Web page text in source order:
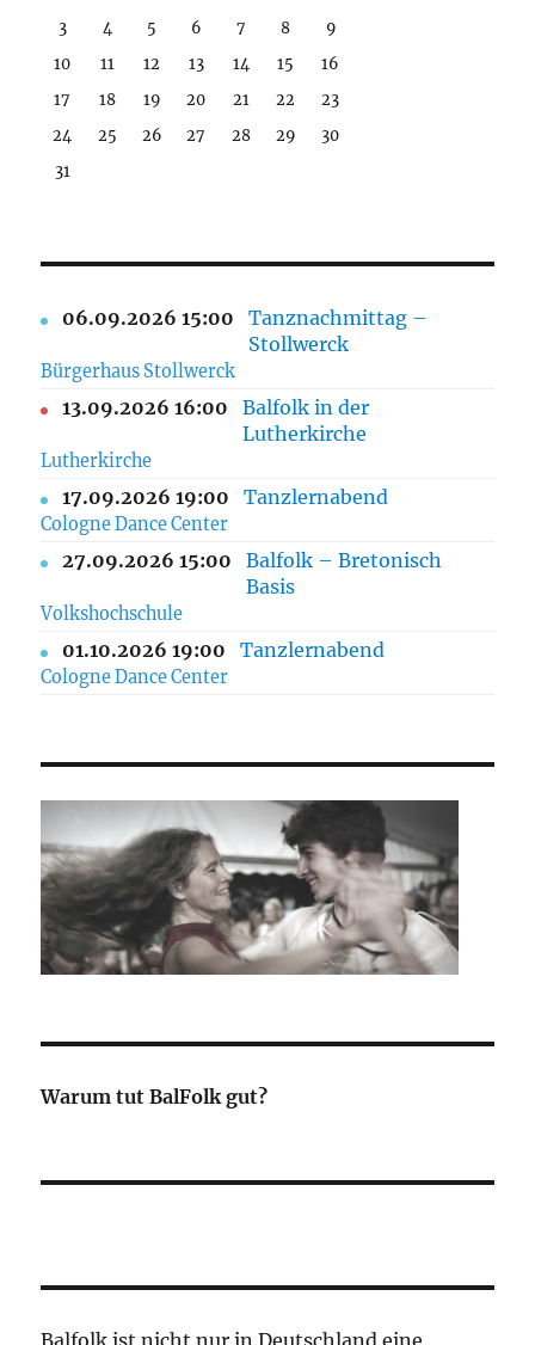
3
4 5 6 7 8
9
10
11 12 13 14 15
16
17
18 19 20 21 22
23
24
25 26 27 28 29
30
31
06.09.2026 15:00
Tanznachmittag –
Stollwerck
Bürgerhaus Stollwerck
13.09.2026 16:00
Balfolk in der
Lutherkirche
Lutherkirche
17.09.2026 19:00 Tanzlernabend
Cologne Dance Center
27.09.2026 15:00
Balfolk – Bretonisch
Basis
Volkshochschule
01.10.2026 19:00 Tanzlernabend
Cologne Dance Center
Warum tut BalFolk gut?